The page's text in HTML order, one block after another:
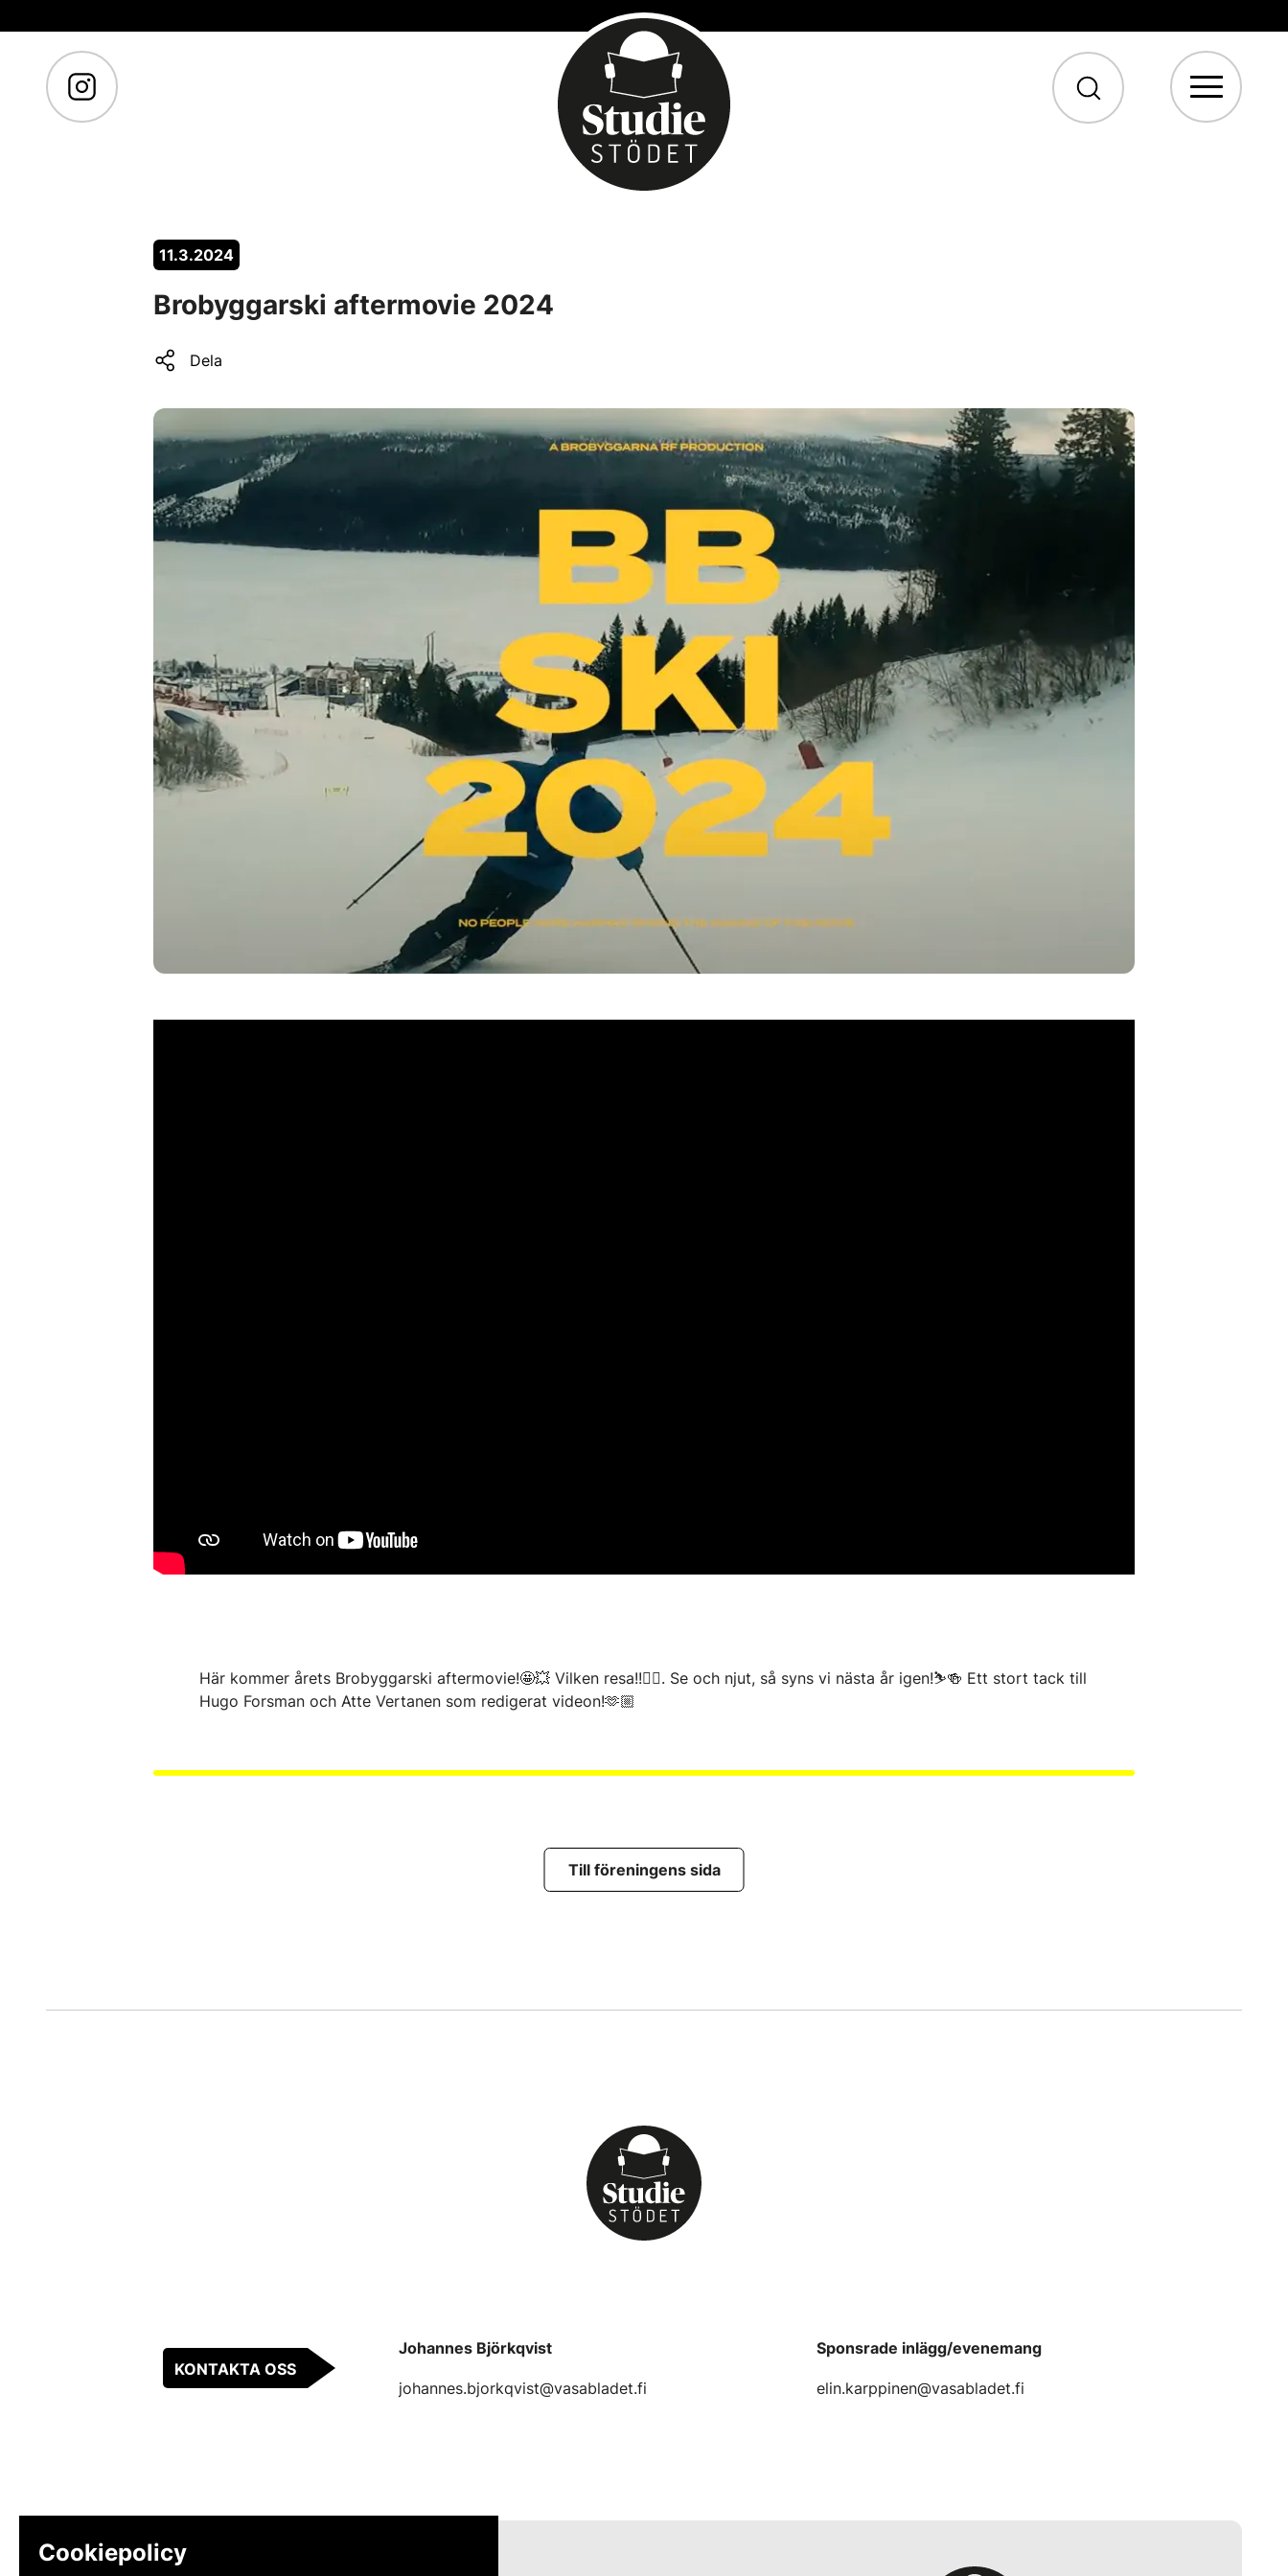
Cookiepolicy
11.3.2024
Brobyggarski aftermovie 2024
Dela
Här kommer årets Brobyggarski aftermovie!🤩💥 Vilken resa!!😮‍💨. Se och njut, så syns vi nästa år igen!⛷️🍻 Ett stort tack till
Hugo Forsman och Atte Vertanen som redigerat videon!🫶🏼
Till föreningens sida
KONTAKTA OSS
Johannes Björkqvist
johannes.bjorkqvist@vasabladet.fi
Sponsrade inlägg/evenemang
elin.karppinen@vasabladet.fi